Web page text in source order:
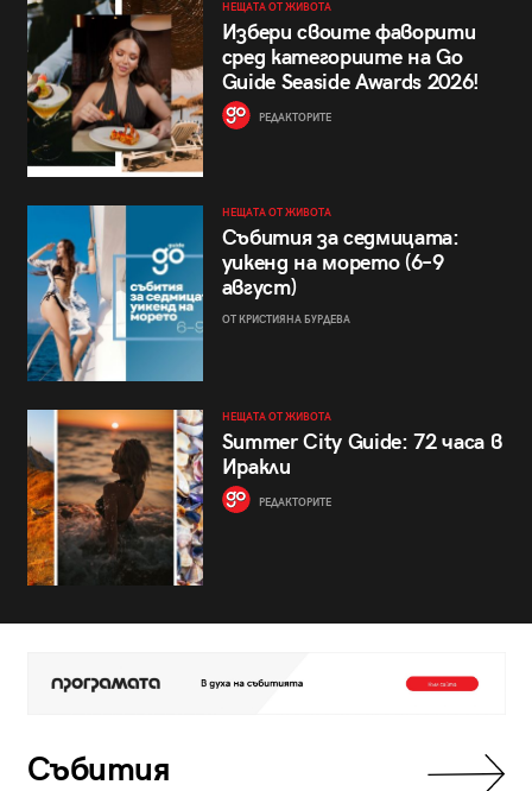
НЕЩАТА ОТ ЖИВОТА
Избери своите фаворити
сред категориите на Go
Guide Seaside Awards 2026!
РЕДАКТОРИТЕ
НЕЩАТА ОТ ЖИВОТА
Събития за седмицата:
уикенд на морето (6–9
август)
ОТ КРИСТИЯНА БУРДЕВА
НЕЩАТА ОТ ЖИВОТА
Summer City Guide: 72 часа в
Иракли
РЕДАКТОРИТЕ
Събития